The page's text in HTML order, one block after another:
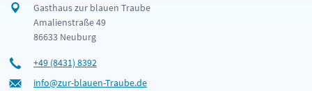
Gasthaus zur blauen Traube
Amalienstraße 49
86633 Neuburg
+49 (8431) 8392
info@zur-blauen-Traube.de